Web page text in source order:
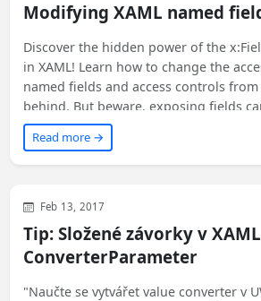
Modifying XAML named
Discover the hidden power of the
in XAML! Learn how to change the
named fields and access controls
behind. But beware, exposing fields
consequences. Find out more in this
Read more →
WinUI XAML
Feb 13, 2017
Tip: Složené závorky v
ConverterParameter
"Naučte se vytvářet value converter v